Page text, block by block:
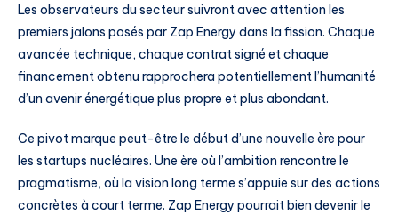
Les observateurs du secteur suivront avec attention les
premiers jalons posés par Zap Energy dans la fission. Chaque
avancée technique, chaque contrat signé et chaque
financement obtenu rapprochera potentiellement l’humanité
d’un avenir énergétique plus propre et plus abondant.
Ce pivot marque peut-être le début d’une nouvelle ère pour
les startups nucléaires. Une ère où l’ambition rencontre le
pragmatisme, où la vision long terme s’appuie sur des actions
concrètes à court terme. Zap Energy pourrait bien devenir le